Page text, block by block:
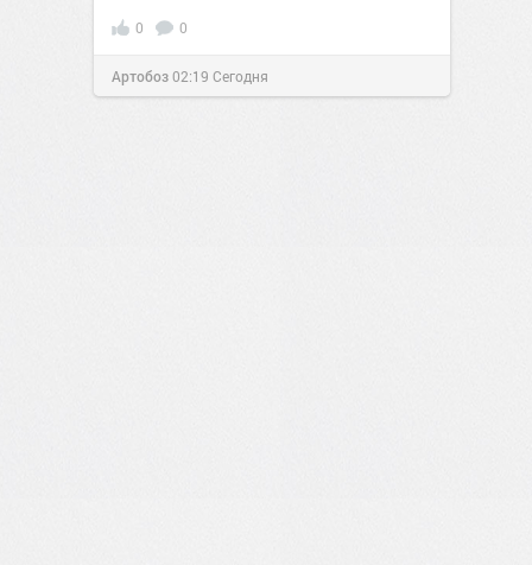
0 0
Артобоз02:19 Сегодня